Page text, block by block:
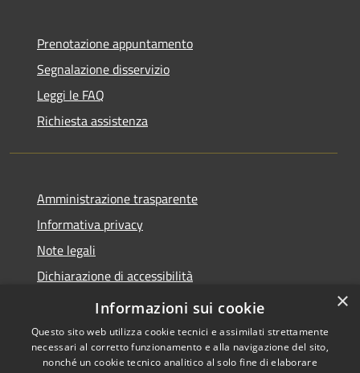
Prenotazione appuntamento
Segnalazione disservizio
Leggi le FAQ
Richiesta assistenza
Amministrazione trasparente
Informativa privacy
Note legali
Dichiarazione di accessibilità
Segnalazioni di inaccessibilità
×
Informazioni sui cookie
Questo sito web utilizza cookie tecnici e assimilati strettamente
necessari al corretto funzionamento e alla navigazione del sito,
nonché un cookie tecnico analitico al solo fine di elaborare